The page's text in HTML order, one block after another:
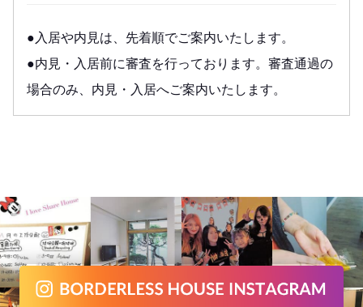
●入居や内見は、先着順でご案内いたします。
●内見・入居前に審査を行っております。審査通過の
場合のみ、内見・入居へご案内いたします。